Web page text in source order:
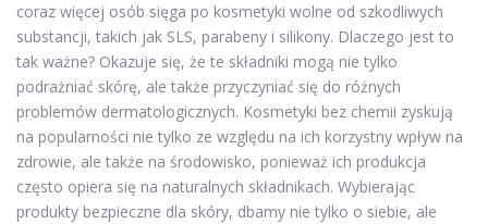
coraz więcej osób sięga po kosmetyki wolne od szkodliwych
substancji, takich jak SLS, parabeny i silikony. Dlaczego jest to
tak ważne? Okazuje się, że te składniki mogą nie tylko
podrażniać skórę, ale także przyczyniać się do różnych
problemów dermatologicznych. Kosmetyki bez chemii zyskują
na popularności nie tylko ze względu na ich korzystny wpływ na
zdrowie, ale także na środowisko, ponieważ ich produkcja
często opiera się na naturalnych składnikach. Wybierając
produkty bezpieczne dla skóry, dbamy nie tylko o siebie, ale